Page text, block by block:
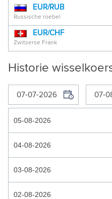
EUR/RUB
Russische roebel
EUR/CHF
Zwitserse Frank
Historie
05-08-2026
04-08-2026
03-08-2026
02-08-2026